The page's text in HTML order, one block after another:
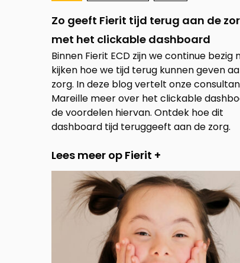
Zo geeft Fierit tijd terug aan de
met het clickable dashboard
Binnen Fierit ECD zijn we continue bezig
kijken hoe we tijd terug kunnen geven
zorg. In deze blog vertelt onze
Mareille meer over het clickable
de voordelen hiervan. Ontdek hoe dit
dashboard tijd teruggeeft aan de zorg.
Lees meer op Fierit +